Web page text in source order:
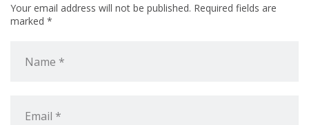
Your email address will not be published. Required fields are
marked *